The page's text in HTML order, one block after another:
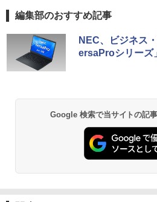
編集部のおすすめ記事
NEC、ビジネス
ersaProシリーズ
Google 検索で当サイトの記